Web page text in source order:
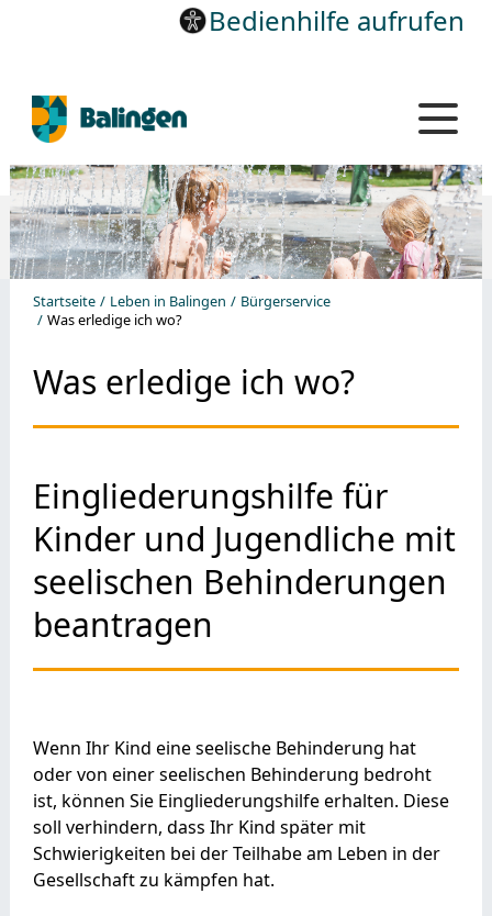
Bedienhilfe aufrufen
Startseite Leben in Balingen
Bürgerservice
Was erledige ich wo?
Was erledige ich wo?
Eingliederungshilfe für
Kinder und Jugendliche mit
seelischen Behinderungen
beantragen
Wenn Ihr Kind eine seelische Behinderung hat
oder von einer seelischen Behinderung bedroht
ist, können Sie Eingliederungshilfe erhalten. Diese
soll verhindern, dass Ihr Kind später mit
Schwierigkeiten bei der Teilhabe am Leben in der
Gesellschaft zu kämpfen hat.